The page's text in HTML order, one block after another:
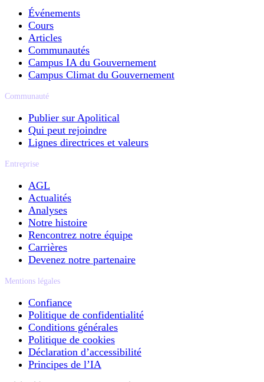
Événements
Cours
Articles
Communautés
Campus IA du Gouvernement
Campus Climat du Gouvernement
Communauté
Publier sur Apolitical
Qui peut rejoindre
Lignes directrices et valeurs
Entreprise
AGL
Actualités
Analyses
Notre histoire
Rencontrez notre équipe
Carrières
Devenez notre partenaire
Mentions légales
Confiance
Politique de confidentialité
Conditions générales
Politique de cookies
Déclaration d’accessibilité
Principes de l’IA